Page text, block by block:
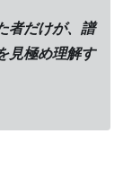
者だけが、譜
見極め理解す